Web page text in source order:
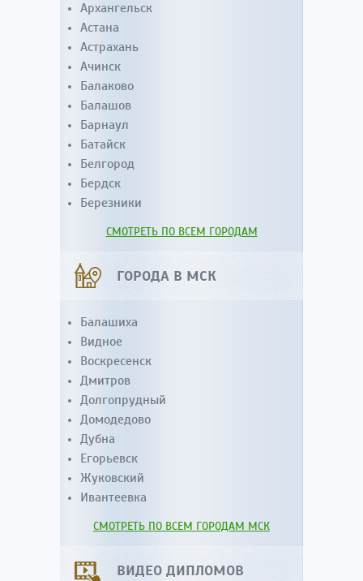
Архангельск
Астана
Астрахань
Ачинск
Балаково
Балашов
Барнаул
Батайск
Белгород
Бердск
Березники
СМОТРЕТЬ ПО ВСЕМ ГОРОДАМ
ГОРОДА В МСК
Балашиха
Видное
Воскресенск
Дмитров
Долгопрудный
Домодедово
Дубна
Егорьевск
Жуковский
Ивантеевка
СМОТРЕТЬ ПО ВСЕМ ГОРОДАМ МСК
ВИДЕО ДИПЛОМОВ